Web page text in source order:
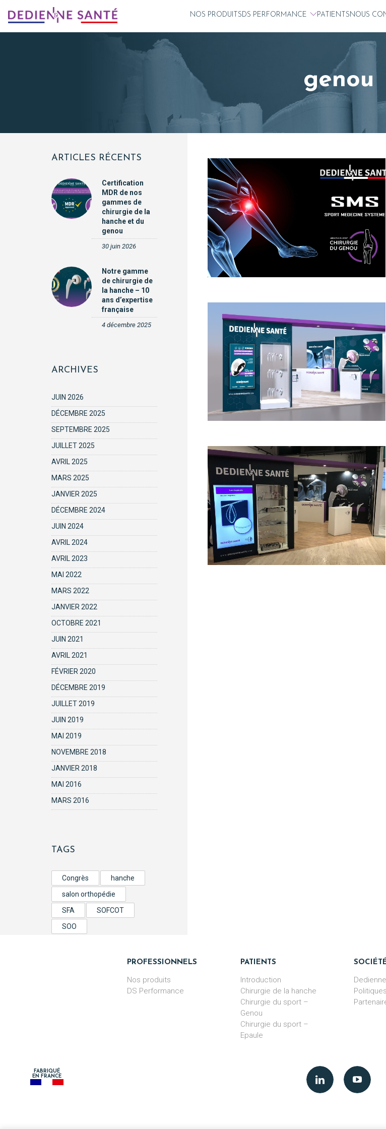
NOS PRODUITSDS PERFORMANCE PATIENTSNOUS
genou
ARTICLES RÉCENTS
Certification
MDR de nos
gammes de
chirurgie de la
hanche et du
genou
30 juin 2026
Notre gamme
de chirurgie de
la hanche – 10
ans d’expertise
française
4 décembre 2025
ARCHIVES
JUIN 2026
DÉCEMBRE 2025
SEPTEMBRE 2025
JUILLET 2025
AVRIL 2025
MARS 2025
JANVIER 2025
DÉCEMBRE 2024
JUIN 2024
AVRIL 2024
AVRIL 2023
MAI 2022
MARS 2022
JANVIER 2022
OCTOBRE 2021
JUIN 2021
AVRIL 2021
FÉVRIER 2020
DÉCEMBRE 2019
JUILLET 2019
JUIN 2019
MAI 2019
NOVEMBRE 2018
JANVIER 2018
MAI 2016
MARS 2016
TAGS
Congrès
hanche
salon orthopédie
SFA
SOFCOT
SOO
PROFESSIONNELS
Nos produits
DS Performance
PATIENTS
Introduction
Chirurgie de la hanche
Chirurgie du sport –
Genou
Chirurgie du sport –
Epaule
Politiques
FABRIQUÉ
EN FRANCE